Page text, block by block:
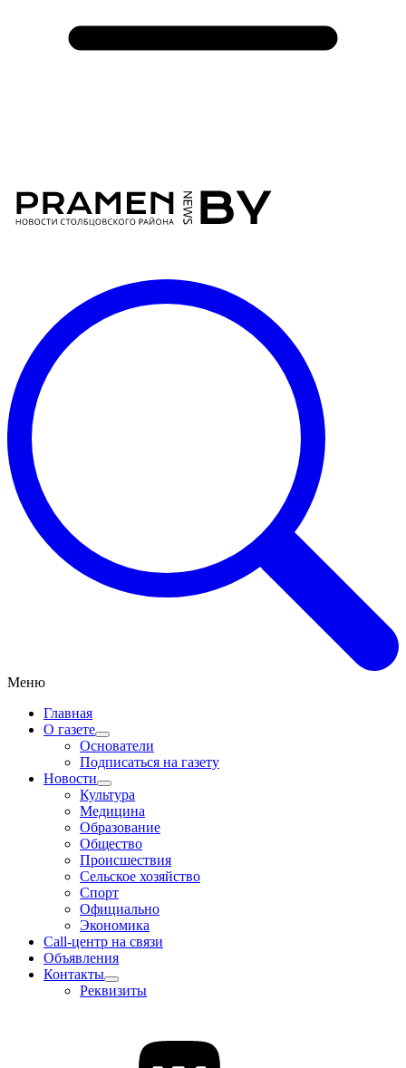
Меню
Главная
О газете
Основатели
Подписаться на газету
Новости
Культура
Медицина
Образование
Общество
Происшествия
Сельское хозяйство
Спорт
Официально
Экономика
Call-центр на связи
Объявления
Контакты
Реквизиты